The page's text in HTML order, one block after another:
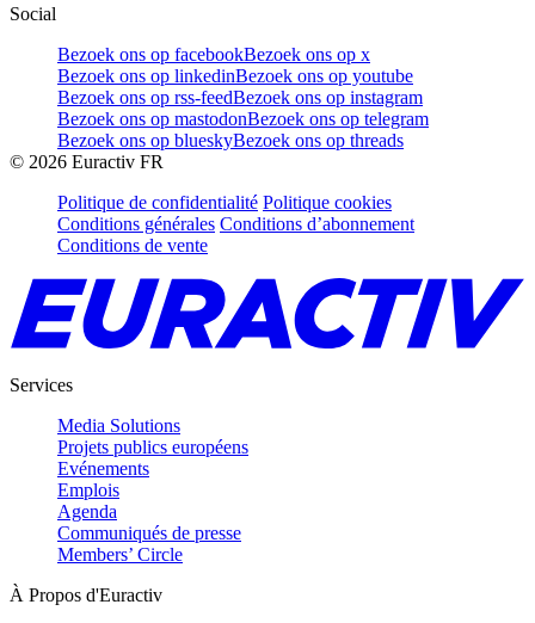
Social
Bezoek ons op facebookBezoek ons op x
Bezoek ons op linkedinBezoek ons op youtube
Bezoek ons op rss-feedBezoek ons op instagram
Bezoek ons op mastodonBezoek ons op telegram
Bezoek ons op blueskyBezoek ons op threads
© 2026 Euractiv FR
Politique de confidentialité Politique cookies
Conditions générales Conditions d’abonnement
Conditions de vente
Services
Media Solutions
Projets publics européens
Evénements
Emplois
Agenda
Communiqués de presse
Members’ Circle
À Propos d'Euractiv